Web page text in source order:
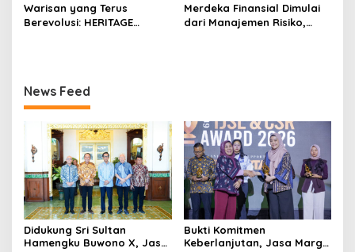
Warisan yang Terus
Berevolusi: HERITAGE
Merdeka Finansial Dimulai
dari Manajemen Risiko,
News Feed
Didukung Sri Sultan
Hamengku Buwono X, Jasa
Bukti Komitmen
Keberlanjutan, Jasa Marga